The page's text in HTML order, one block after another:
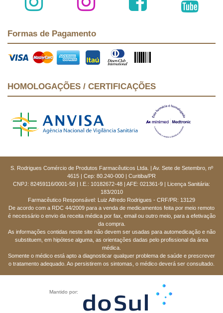
Formas de Pagamento
HOMOLOGAÇÕES / CERTIFICAÇÕES
S. Rodrigues Comércio de Produtos Farmacêuticos Ltda. | Av. Sete de Setembro, nº
4615 | Cep: 80.240-000 | Curitiba/PR
CNPJ: 82459116/0001-58 | I.E.: 10182672-48 | AFE: 021361-9 | Licença Sanitária:
183/2010
Farmacêutico Responsável: Luiz Alfredo Rodrigues - CRF/PR: 13129
De acordo com a RDC 44/2009 para a venda de medicamentos feita por meio remoto
é necessário o envio da receita médica por fax, email ou outro meio, para a efetivação
da compra.
As informações contidas neste site não devem ser usadas para automedicação e não
substituem, em hipótese alguma, as orientações dadas pelo profissional da área
médica.
Somente o médico está apto a diagnosticar qualquer problema de saúde e prescrever
o tratamento adequado. Ao persistirem os sintomas, o médico deverá ser consultado.
Mantido por: